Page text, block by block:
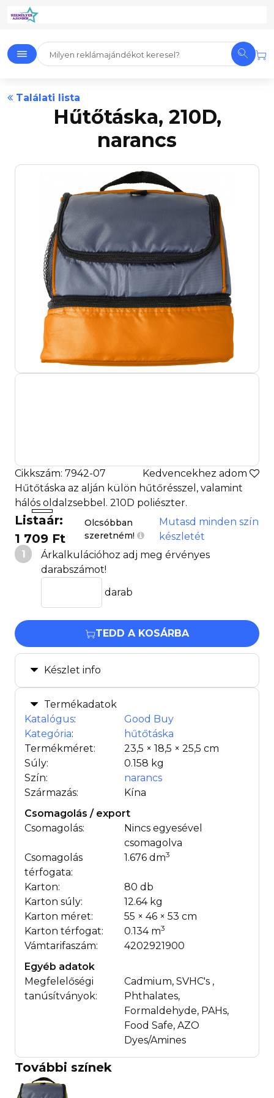
Találati lista
Hűtőtáska, 210D,
narancs
Cikkszám: 7942-07
Kedvencekhez adom
Hűtőtáska az alján külön hűtőrésszel, valamint
hálós oldalzsebbel. 210D poliészter.
Listaár:
1 709 Ft
Olcsóbban
szeretném!
Mutasd minden szín
készletét
1
Árkalkulációhoz adj meg érvényes
darabszámot!
darab
TEDD A KOSÁRBA
Készlet info
Termékadatok
Katalógus:
Good Buy
Kategória:
hűtőtáska
Termékméret:
23,5 × 18,5 × 25,5 cm
Súly:
0.158 kg
Szín:
narancs
Származás:
Kína
Csomagolás / export
Csomagolás:
Nincs egyesével
csomagolva
Csomagolás
térfogata:
1.676 dm3
Karton:
80 db
Karton súly:
12.64 kg
Karton méret:
55 × 46 × 53 cm
Karton térfogat:
0.134 m3
Vámtarifaszám:
4202921900
Egyéb adatok
Megfelelőségi
tanúsítványok:
Cadmium, SVHC's ,
Phthalates,
Formaldehyde, PAHs,
Food Safe, AZO
Dyes/Amines
További színek